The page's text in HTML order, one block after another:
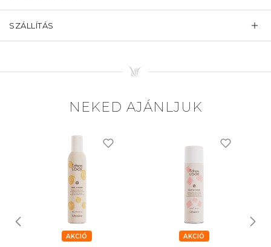
SZÁLLÍTÁS
NEKED AJÁNLJUK
AKCIÓ AKCIÓ